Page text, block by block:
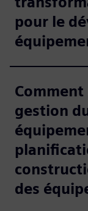
pour le
gestion
des